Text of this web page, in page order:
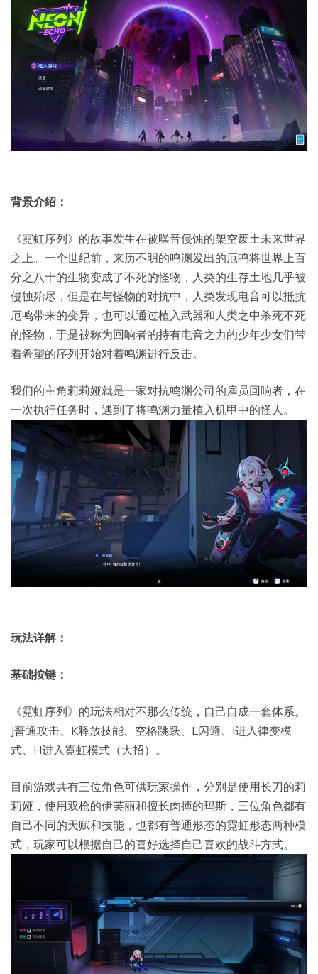
背景介绍：
《霓虹序列》的故事发生在被噪音侵蚀的架空废土未来世界
之上。一个世纪前，来历不明的鸣渊发出的厄鸣将世界上百
分之八十的生物变成了不死的怪物，人类的生存土地几乎被
侵蚀殆尽，但是在与怪物的对抗中，人类发现电音可以抵抗
厄鸣带来的变异，也可以通过植入武器和人类之中杀死不死
的怪物，于是被称为回响者的持有电音之力的少年少女们带
着希望的序列开始对着鸣渊进行反击。
我们的主角莉莉娅就是一家对抗鸣渊公司的雇员回响者，在
一次执行任务时，遇到了将鸣渊力量植入机甲中的怪人。
玩法详解：
基础按键：
《霓虹序列》的玩法相对不那么传统，自己自成一套体系。
J普通攻击、K释放技能、空格跳跃、L闪避、I进入律变模
式、H进入霓虹模式（大招）。
目前游戏共有三位角色可供玩家操作，分别是使用长刀的莉
莉娅，使用双枪的伊芙丽和擅长肉搏的玛斯，三位角色都有
自己不同的天赋和技能，也都有普通形态的霓虹形态两种模
式，玩家可以根据自己的喜好选择自己喜欢的战斗方式。